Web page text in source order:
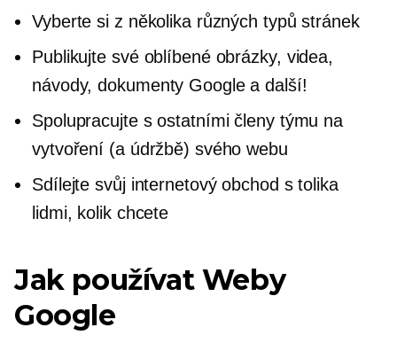
Vyberte si z několika různých typů stránek
Publikujte své oblíbené obrázky, videa,
návody, dokumenty Google a další!
Spolupracujte s ostatními členy týmu na
vytvoření (a údržbě) svého webu
Sdílejte svůj internetový obchod s tolika
lidmi, kolik chcete
Jak používat Weby
Google